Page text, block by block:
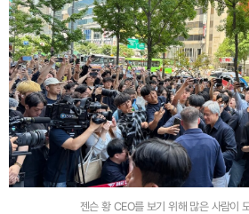
젠슨 황 CEO를 보기 위해 많은 사람이